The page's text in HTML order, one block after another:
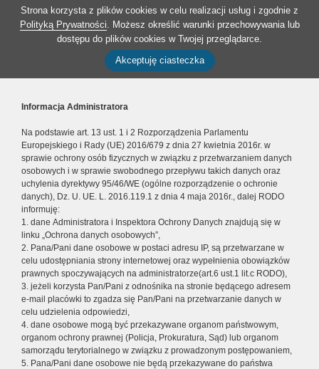
Strona korzysta z plików cookies w celu realizacji usług i zgodnie z
Polityką Prywatności. Możesz określić warunki przechowywania lub
dostępu do plików cookies w Twojej przeglądarce.
Akceptuję ciasteczka
Informacja Administratora
Na podstawie art. 13 ust. 1 i 2 Rozporządzenia Parlamentu
Europejskiego i Rady (UE) 2016/679 z dnia 27 kwietnia 2016r. w
sprawie ochrony osób fizycznych w związku z przetwarzaniem danych
osobowych i w sprawie swobodnego przepływu takich danych oraz
uchylenia dyrektywy 95/46/WE (ogólne rozporządzenie o ochronie
danych), Dz. U. UE. L. 2016.119.1 z dnia 4 maja 2016r., dalej RODO
informuję:
1. dane Administratora i Inspektora Ochrony Danych znajdują się w
linku „Ochrona danych osobowych”,
2. Pana/Pani dane osobowe w postaci adresu IP, są przetwarzane w
celu udostępniania strony internetowej oraz wypełnienia obowiązków
prawnych spoczywających na administratorze(art.6 ust.1 lit.c RODO),
3. jeżeli korzysta Pan/Pani z odnośnika na stronie będącego adresem
e-mail placówki to zgadza się Pan/Pani na przetwarzanie danych w
celu udzielenia odpowiedzi,
4. dane osobowe mogą być przekazywane organom państwowym,
organom ochrony prawnej (Policja, Prokuratura, Sąd) lub organom
samorządu terytorialnego w związku z prowadzonym postępowaniem,
5. Pana/Pani dane osobowe nie będą przekazywane do państwa